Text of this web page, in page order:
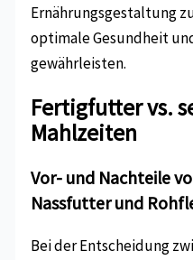
Ernährungsgestaltung
optimale Gesundheit
gewährleisten.
Fertigfutter vs.
Mahlzeiten
Vor- und Nachteile
Nassfutter und
Bei der Entscheidung